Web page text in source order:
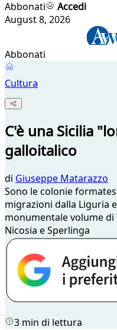
Abbonati
Accedi
August 8, 2026
Abbonati
Cultura
C'è una Sicilia
galloitalico
di Giuseppe Matarazzo
Sono le colonie
migrazioni dalla Liguria
monumentale volume
Nicosia e Sperlinga
3 min di lettura